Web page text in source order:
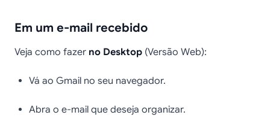
Em um e-mail recebido
Veja como fazer no Desktop (Versão Web):
Vá ao Gmail no seu navegador.
Abra o e-mail que deseja organizar.